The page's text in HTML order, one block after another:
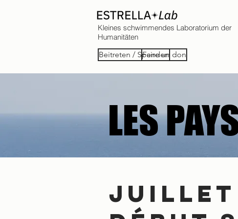
Kleines schwimmendes Laboratorium der
Humanitäten
Beitreten / Spenden
Faire un don
LES
LES